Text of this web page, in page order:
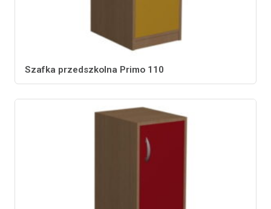
Szafka przedszkolna Primo 110